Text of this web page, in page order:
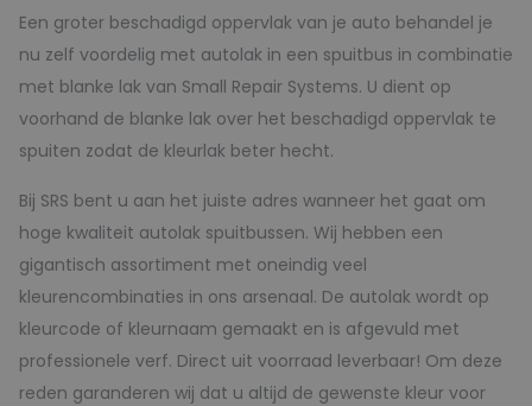
Een groter beschadigd oppervlak van je auto behandel je
nu zelf voordelig met autolak in een spuitbus in combinatie
met blanke lak van Small Repair Systems. U dient op
voorhand de blanke lak over het beschadigd oppervlak te
spuiten zodat de kleurlak beter hecht.
Bij SRS bent u aan het juiste adres wanneer het gaat om
hoge kwaliteit autolak spuitbussen. Wij hebben een
gigantisch assortiment met oneindig veel
kleurencombinaties in ons arsenaal. De autolak wordt op
kleurcode of kleurnaam gemaakt en is afgevuld met
professionele verf. Direct uit voorraad leverbaar! Om deze
reden garanderen wij dat u altijd de gewenste kleur voor